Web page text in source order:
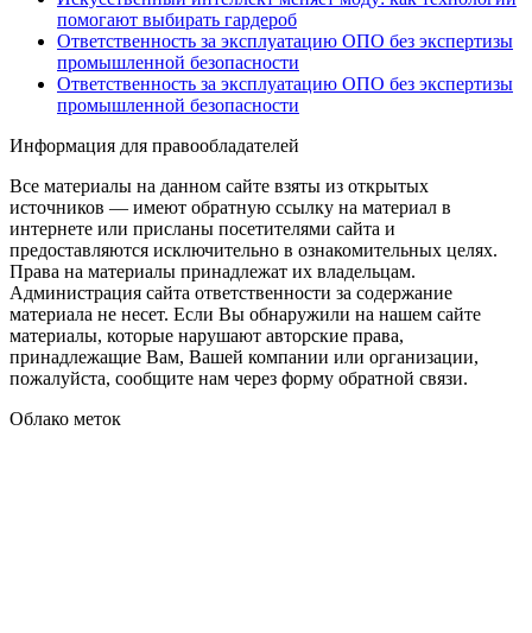
помогают выбирать гардероб
Ответственность за эксплуатацию ОПО без экспертизы
промышленной безопасности
Ответственность за эксплуатацию ОПО без экспертизы
промышленной безопасности
Информация для правообладателей
Все материалы на данном сайте взяты из открытых
источников — имеют обратную ссылку на материал в
интернете или присланы посетителями сайта и
предоставляются исключительно в ознакомительных целях.
Права на материалы принадлежат их владельцам.
Администрация сайта ответственности за содержание
материала не несет. Если Вы обнаружили на нашем сайте
материалы, которые нарушают авторские права,
принадлежащие Вам, Вашей компании или организации,
пожалуйста, сообщите нам через форму обратной связи.
Облако меток